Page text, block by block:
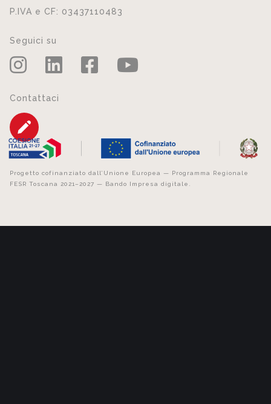
P.IVA e CF: 03437110483
Seguici su
Contattaci
Progetto cofinanziato dall’Unione Europea — Programma Regionale
FESR Toscana 2021–2027 — Bando Impresa digitale.